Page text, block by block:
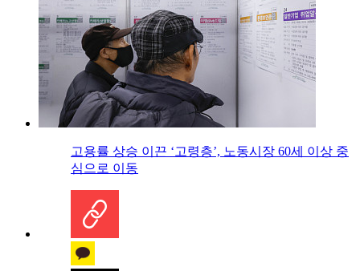
고용률 상승 이끈 ‘고령층’, 노동시장 60세 이상 중
심으로 이동